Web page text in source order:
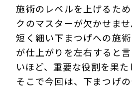
施術のレベルを上げるた
クのマスターが欠かせま
短く細い下まつげへの施
が仕上がりを左右すると
いほど、重要な役割を果た
そこで今回は、下まつげ